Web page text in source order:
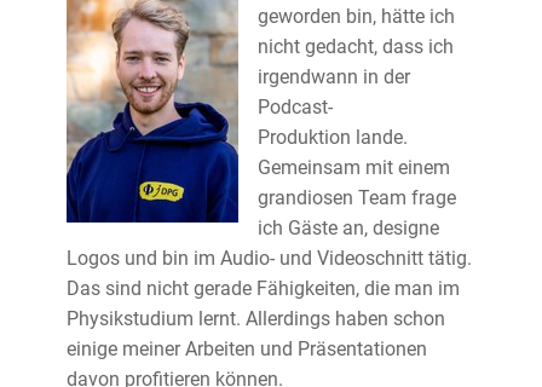
geworden bin, hätte ich
nicht gedacht, dass ich
irgendwann in der
Podcast-
Produktion lande.
Gemeinsam mit einem
grandiosen Team frage
ich Gäste an, designe
Logos und bin im Audio- und Videoschnitt tätig.
Das sind nicht gerade Fähigkeiten, die man im
Physikstudium lernt. Allerdings haben schon
einige meiner Arbeiten und Präsentationen
davon profitieren können.